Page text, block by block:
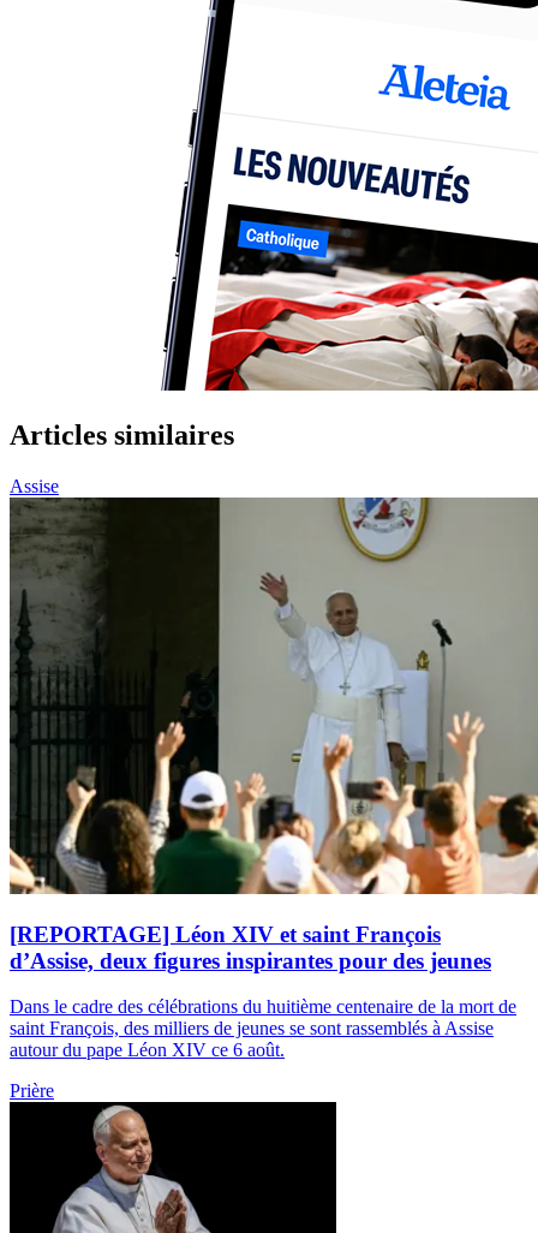
Articles similaires
Assise
[REPORTAGE] Léon XIV et saint François
d’Assise, deux figures inspirantes pour des jeunes
Dans le cadre des célébrations du huitième centenaire de la mort de
saint François, des milliers de jeunes se sont rassemblés à Assise
autour du pape Léon XIV ce 6 août.
Prière